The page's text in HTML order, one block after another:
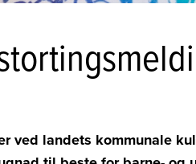
ved landets kommunale